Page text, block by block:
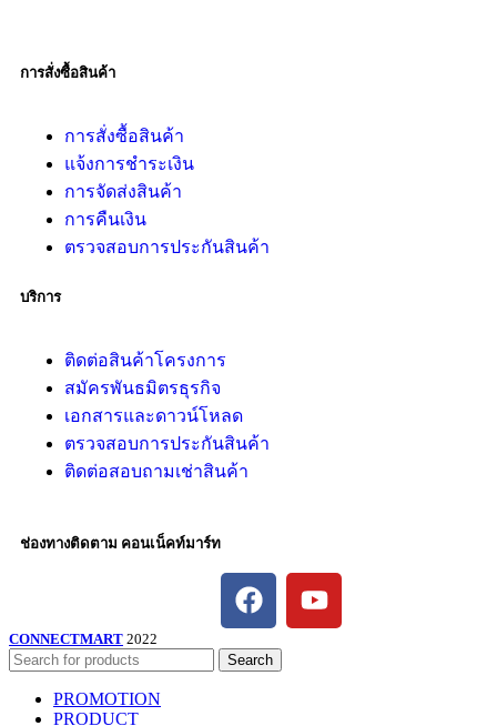
การสั่งซื้อสินค้า
การสั่งซื้อสินค้า
แจ้งการชำระเงิน
การจัดส่งสินค้า
การคืนเงิน
ตรวจสอบการประกันสินค้า
บริการ
ติดต่อสินค้าโครงการ
สมัครพันธมิตรธุรกิจ
เอกสารและดาวน์โหลด
ตรวจสอบการประกันสินค้า
ติดต่อสอบถามเช่าสินค้า
ช่องทางติดตาม คอนเน็คท์มาร์ท
CONNECTMART 2022
Search
PROMOTION
PRODUCT